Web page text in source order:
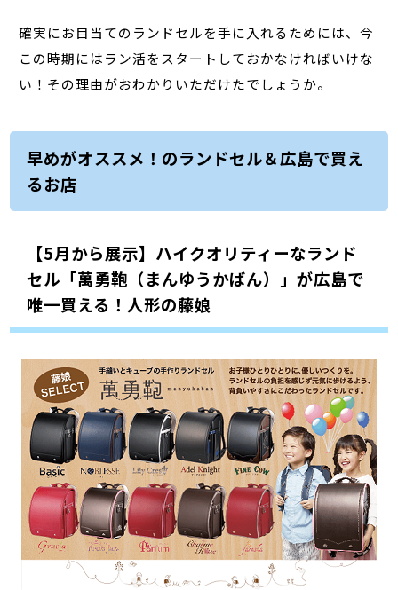
確実にお目当てのランドセルを手に入れるためには、今
この時期にはラン活をスタートしておかなければいけな
い！その理由がおわかりいただけたでしょうか。
早めがオススメ！のランドセル＆広島で買え
るお店
【5月から展示】ハイクオリティーなランド
セル「萬勇鞄（まんゆうかばん）」が広島で
唯一買える！人形の藤娘